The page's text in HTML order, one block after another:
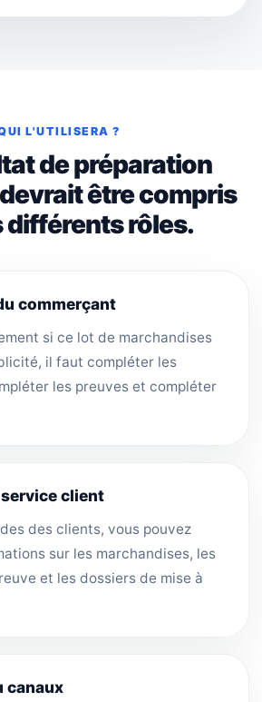
L'UTILISERA ?
de préparation
être compris
différents rôles.
commerçant
si ce lot de marchandises
il faut compléter les
les preuves et compléter
client
des clients, vous pouvez
sur les marchandises, les
et les dossiers de mise à
canaux